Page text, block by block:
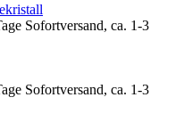
Sofortversand, ca. 1-3
Sofortversand, ca. 1-3